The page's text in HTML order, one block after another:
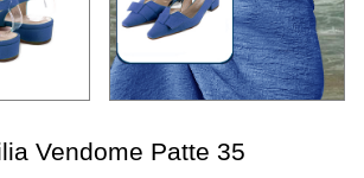
Vendome Patte 35